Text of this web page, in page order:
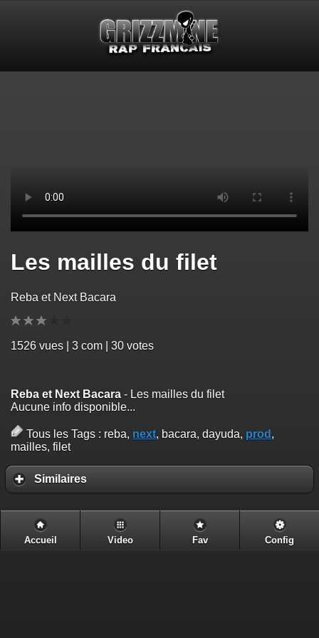
Les mailles du filet
Reba et Next Bacara
1526 vues | 3 com | 30 votes
Reba et Next Bacara - Les mailles du filet
Aucune info disponible...
Tous les Tags : reba, next, bacara, dayuda, prod ,
mailles, filet
Similaires
Accueil Video Fav Config